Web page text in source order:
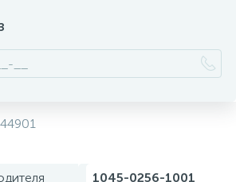
1045-0256-1001